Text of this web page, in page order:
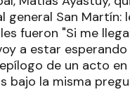
general San
fueron "Si me
a estar
de un acto
bajo la misma